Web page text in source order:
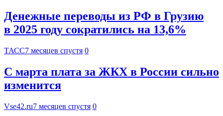
Денежные переводы из РФ в Грузию
в 2025 году сократились на 13,6%
ТАСС7 месяцев спустя 0
С марта плата за ЖКХ в России сильно
изменится
Vse42.ru7 месяцев спустя 0